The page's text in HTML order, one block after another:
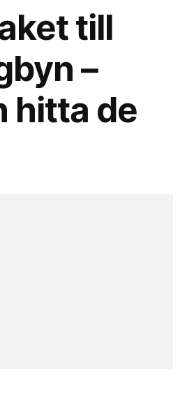
till
–
hitta de